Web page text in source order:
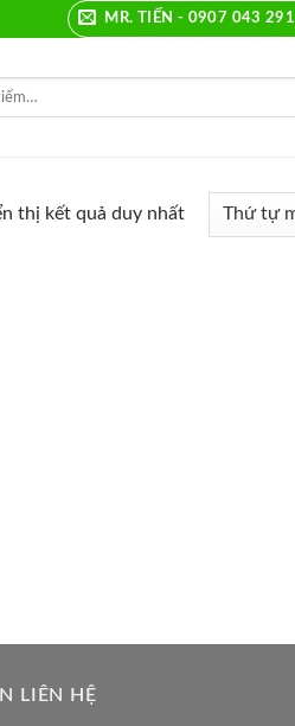
MR. TIẾN - 0907 043
thị kết quả duy nhất
LIÊN HỆ